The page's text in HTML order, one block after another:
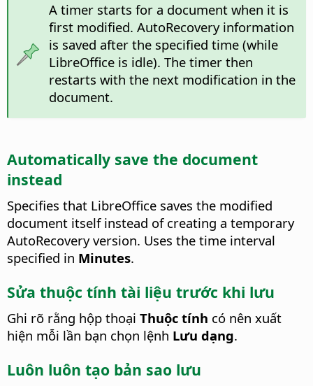
A timer starts for a document when it is
first modified. AutoRecovery information
is saved after the specified time (while
LibreOffice is idle). The timer then
restarts with the next modification in the
document.
Automatically save the document
instead
Specifies that LibreOffice saves the modified
document itself instead of creating a temporary
AutoRecovery version. Uses the time interval
specified in Minutes.
Sửa thuộc tính tài liệu trước khi lưu
Ghi rõ rằng hộp thoại Thuộc tính có nên xuất
hiện mỗi lần bạn chọn lệnh Lưu dạng.
Luôn luôn tạo bản sao lưu